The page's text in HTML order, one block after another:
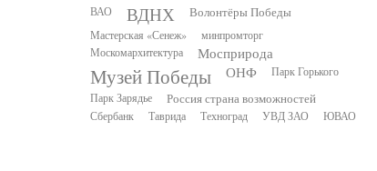
ВАО ВДНХ Волонтёры Победы
Мастерская «Сенеж»
минпромторг
Москомархитектура
Мосприрода
Музей Победы ОНФ
Парк Горького
Парк Зарядье
Россия страна возможностей
Сбербанк Таврида Техноград УВД ЗАО ЮВАО